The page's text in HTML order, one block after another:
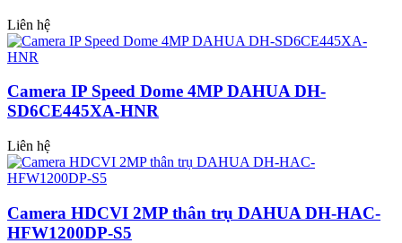
Liên hệ
Camera IP Speed Dome 4MP DAHUA DH-
SD6CE445XA-HNR
Liên hệ
Camera HDCVI 2MP thân trụ DAHUA DH-HAC-
HFW1200DP-S5